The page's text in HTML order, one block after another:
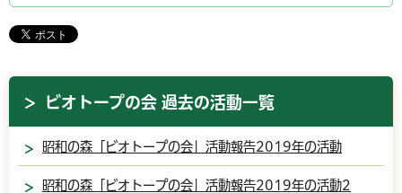
ビオトープの会 過去の活動一覧
昭和の森「ビオトープの会」活動報告2019年の活動
昭和の森「ビオトープの会」活動報告2019年の活動2